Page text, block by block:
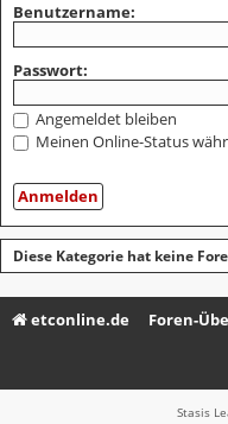
Benutzername:
Passwort:
Angemeldet bleiben
Meinen Online-Status
Diese Kategorie hat keine
etconline.de Foren-
Stasis